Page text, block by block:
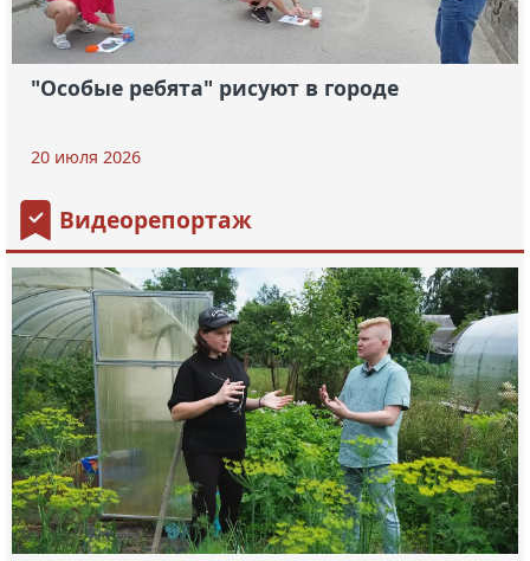
"Особые ребята" рисуют в городе
20 июля 2026
Видеорепортаж